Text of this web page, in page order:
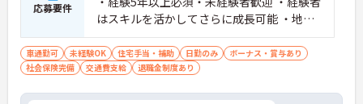
応募要件
はスキルを活かしてさらに成長可能 ・地域
包括・居宅での経験があれば尚可
車通勤可 未経験OK 住宅手当・補助 日勤のみ
ボーナス・賞与あり
社会保険完備
交通費支給 退職金制度あり